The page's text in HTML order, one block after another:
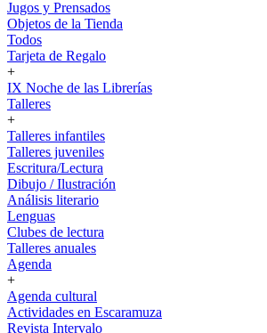
Jugos y Prensados
Objetos de la Tienda
Todos
Tarjeta de Regalo
+
IX Noche de las Librerías
Talleres
+
Talleres infantiles
Talleres juveniles
Escritura/Lectura
Dibujo / Ilustración
Análisis literario
Lenguas
Clubes de lectura
Talleres anuales
Agenda
+
Agenda cultural
Actividades en Escaramuza
Revista Intervalo